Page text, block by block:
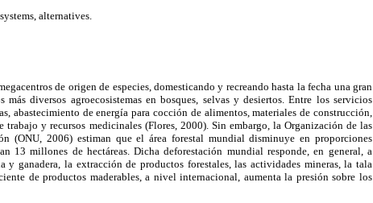
alternatives.
de origen de especies, domesticando y recreando hasta la fecha una gran
diversos agroecosistemas en bosques, selvas y desiertos. Entre los servicios
abastecimiento de energía para cocción de alimentos, materiales de construcción,
trabajo y recursos medicinales (Flores, 2000). Sin embargo, la Organización de las
(ONU, 2006) estiman que el área forestal mundial disminuye en proporciones
13 millones de hectáreas. Dicha deforestación mundial responde, en general, a
ganadera, la extracción de productos forestales, las actividades mineras, la tala
de productos maderables, a nivel internacional, aumenta la presión sobre los